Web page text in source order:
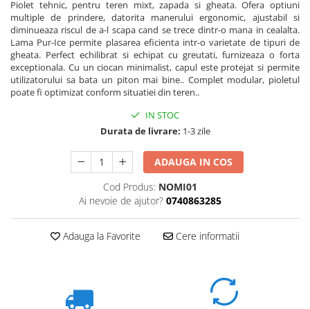
Piolet tehnic, pentru teren mixt, zapada si gheata. Ofera optiuni
multiple de prindere, datorita manerului ergonomic, ajustabil si
diminueaza riscul de a-l scapa cand se trece dintr-o mana in cealalta.
Lama Pur-Ice permite plasarea eficienta intr-o varietate de tipuri de
gheata. Perfect echilibrat si echipat cu greutati, furnizeaza o forta
exceptionala. Cu un ciocan minimalist, capul este protejat si permite
utilizatorului sa bata un piton mai bine.. Complet modular, pioletul
poate fi optimizat conform situatiei din teren..
IN STOC
Durata de livrare: 1-3 zile
ADAUGA IN COS
Cod Produs: NOMI01
Ai nevoie de ajutor? 0740863285
Adauga la Favorite Cere informatii